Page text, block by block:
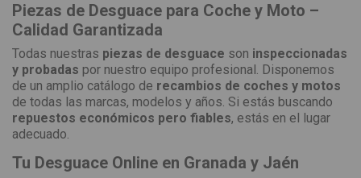
Piezas de Desguace para Coche y Moto –
Calidad Garantizada
Todas nuestras piezas de desguace son inspeccionadas
y probadas por nuestro equipo profesional. Disponemos
de un amplio catálogo de recambios de coches y motos
de todas las marcas, modelos y años. Si estás buscando
repuestos económicos pero fiables, estás en el lugar
adecuado.
Tu Desguace Online en Granada y Jaén